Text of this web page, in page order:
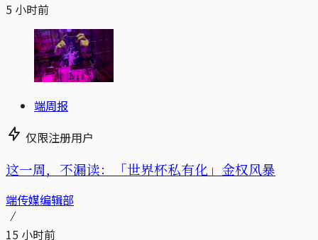
5 小时前
端周报
仅限注册用户
这一周，不漏读：「世界杯私有化」金权风暴
端传媒编辑部
15 小时前